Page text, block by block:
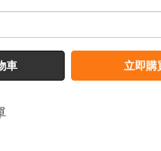
車 立即購